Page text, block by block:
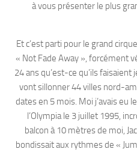
à vous présenter le plus
Et c’est parti pour le grand
« Not Fade Away », forcément
24 ans qu’est-ce qu’ils
vont sillonner 44 villes nord-
dates en 5 mois. Moi j’avais eu
l’Olympia le 3 juillet 1995,
balcon à 10 mètres de moi,
bondissait aux rythmes de «